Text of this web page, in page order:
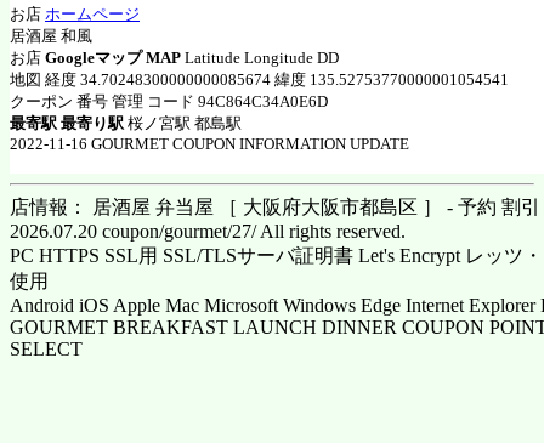
お店 ホームページ
居酒屋 和風
お店 Googleマップ MAP Latitude Longitude DD
地図 経度 34.70248300000000085674 緯度 135.52753770000001054541
クーポン 番号 管理 コード 94C864C34A0E6D
最寄駅 最寄り駅 桜ノ宮駅 都島駅
2022-11-16 GOURMET COUPON INFORMATION UPDATE
店情報： 居酒屋 弁当屋 ［ 大阪府大阪市都島区 ］ - 予約 割
2026.07.20 coupon/gourmet/27/ All rights reserved.
PC HTTPS SSL用 SSL/TLSサーバ証明書 Let's Encrypt レッツ
使用
Android iOS Apple Mac Microsoft Windows Edge Internet Explorer
GOURMET BREAKFAST LAUNCH DINNER COUPON
SELECT